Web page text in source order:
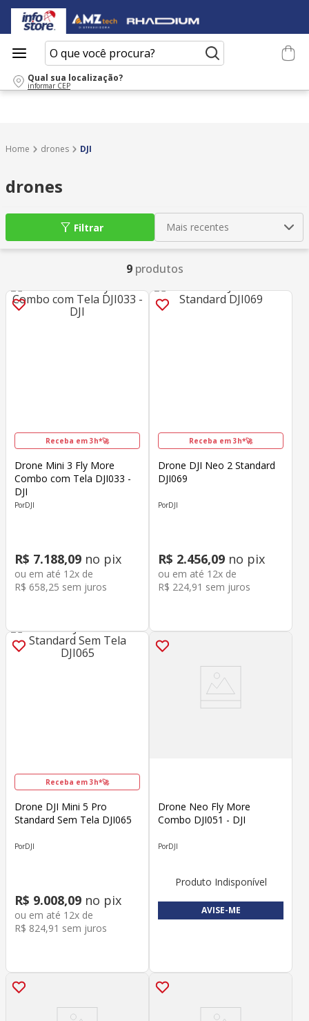
O que você procura?
Qual sua localização?
informar CEP
drones DJI
drones
Mais recentes
Filtrar
9 produtos
Receba em 3h*🚀
Drone Mini 3 Fly More
Combo com Tela DJI033 -
DJI
DJI
R$ 7.188,09 no pix
ou em até 12x de
R$ 658,25 sem juros
Receba em 3h*🚀
Drone DJI Neo 2 Standard
DJI069
DJI
R$ 2.456,09 no pix
ou em até 12x de
R$ 224,91 sem juros
Receba em 3h*🚀
Drone DJI Mini 5 Pro
Standard Sem Tela DJI065
DJI
R$ 9.008,09 no pix
ou em até 12x de
R$ 824,91 sem juros
Drone Neo Fly More
Combo DJI051 - DJI
DJI
Produto Indisponível
AVISE-ME